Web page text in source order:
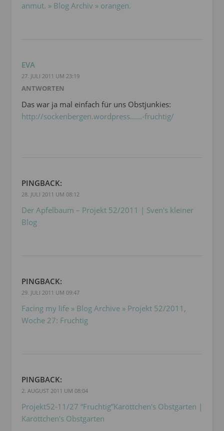
anmut. » Blog Archiv » orangen.
EVA
27. JULI 2011 UM 23:19
ANTWORTEN
Das war ja mal einfach für uns Obstjunkies:
http://sockenbergen.wordpress......-fruchtig/
PINGBACK:
28. JULI 2011 UM 08:12
Der Apfelbaum – Projekt 52/2011 | Sven's kleiner
Blog
PINGBACK:
29. JULI 2011 UM 09:47
Facing my life » Blog Archive » Projekt 52/2011,
Woche 27: Fruchtig
PINGBACK:
2. AUGUST 2011 UM 08:04
Projekt52-11/27 “Fruchtig”Karöttchen's Obstgarten |
Karöttchen's Obstgarten